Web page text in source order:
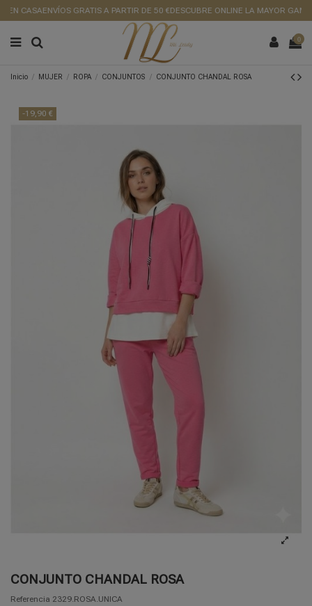
CASAENVÍOS GRATIS A PARTIR DE 50 €DESCUBRE ONLINE LA MAYOR GAMA
0
Inicio MUJER ROPA CONJUNTOS CONJUNTO CHANDAL ROSA
-19,90 €
CONJUNTO CHANDAL ROSA
Referencia 2329.ROSA.UNICA